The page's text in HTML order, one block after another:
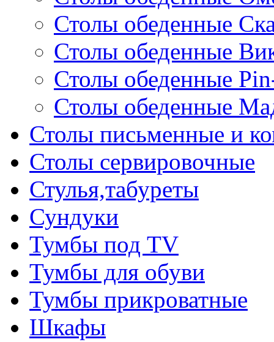
Столы обеденные
Столы обеденные
Столы обеденные
Столы обеденные
Столы письменные и
Столы сервировочные
Стулья,табуреты
Сундуки
Тумбы под TV
Тумбы для обуви
Тумбы прикроватные
Шкафы